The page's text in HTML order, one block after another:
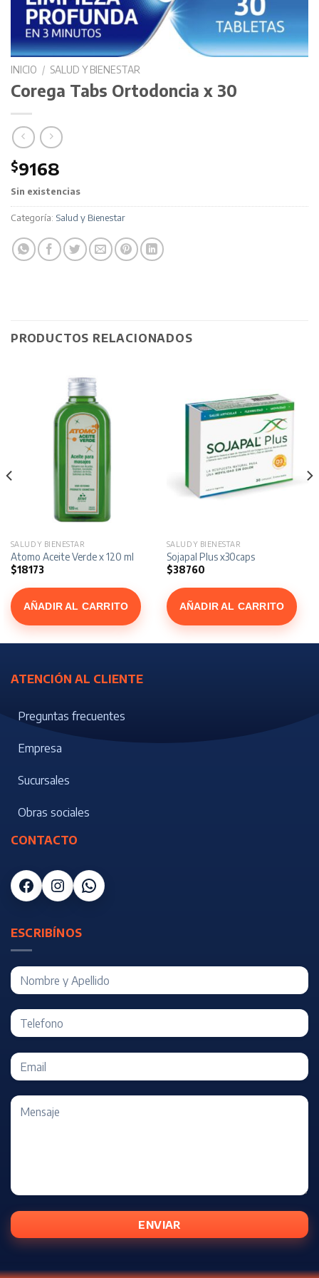
INICIO / SALUD Y BIENESTAR
Corega Tabs Ortodoncia x 30
$9168
Sin existencias
Categoría: Salud y Bienestar
PRODUCTOS RELACIONADOS
SALUD Y BIENESTAR
Atomo Aceite Verde x 120 ml
$18173
AÑADIR AL CARRITO
SALUD Y BIENESTAR
Sojapal Plus x30caps
$38760
AÑADIR AL CARRITO
ATENCIÓN AL CLIENTE
Preguntas frecuentes
Empresa
Sucursales
Obras sociales
CONTACTO
Facebook
Instagram
WhatsApp
ESCRIBÍNOS